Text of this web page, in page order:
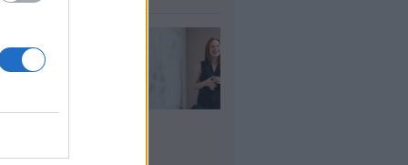
2026:
βγαίνουν τα
να προσέξουν
2026